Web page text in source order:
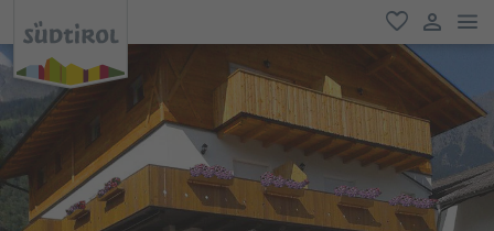
favoriti
user link